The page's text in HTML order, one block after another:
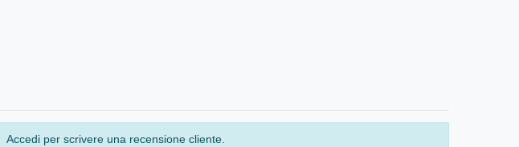
Accedi per scrivere una recensione cliente.